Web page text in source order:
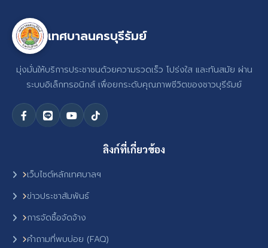
เทศบาลนครบุรีรัมย์
มุ่งมั่นให้บริการประชาชนด้วยความรวดเร็ว โปร่งใส และทันสมัย ผ่าน
ระบบอิเล็กทรอนิกส์ เพื่อยกระดับคุณภาพชีวิตของชาวบุรีรัมย์
ลิงก์ที่เกี่ยวข้อง
เว็บไซต์หลักเทศบาลฯ
ข่าวประชาสัมพันธ์
การจัดซื้อจัดจ้าง
คำถามที่พบบ่อย (FAQ)